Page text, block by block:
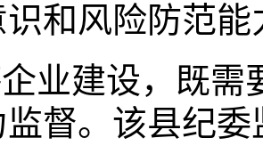
识和风险防范
业建设，既需
监督。该县纪